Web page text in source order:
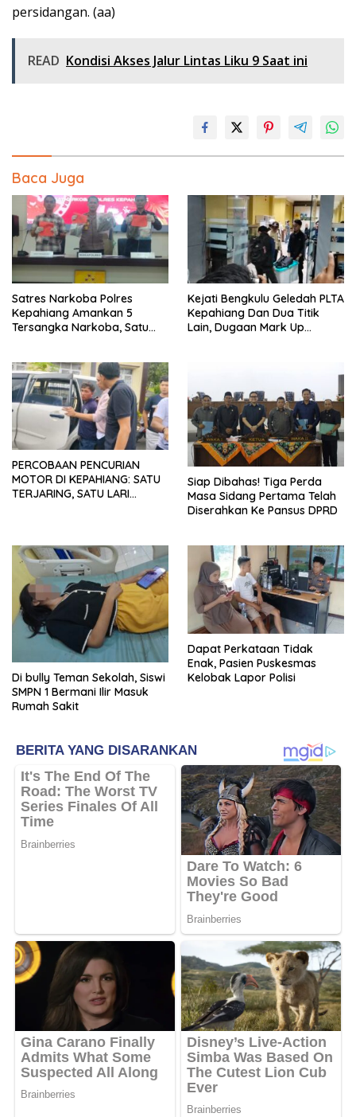
persidangan. (aa)
READ Kondisi Akses Jalur Lintas Liku 9 Saat ini
Baca Juga
Satres Narkoba Polres
Kepahiang Amankan 5
Tersangka Narkoba, Satu
Kejati Bengkulu Geledah PLTA
Kepahiang Dan Dua Titik
Lain, Dugaan Mark Up
PERCOBAAN PENCURIAN
MOTOR DI KEPAHIANG: SATU
TERJARING, SATU LARI
Siap Dibahas! Tiga Perda
Masa Sidang Pertama Telah
Diserahkan Ke Pansus DPRD
Di bully Teman Sekolah, Siswi
SMPN 1 Bermani Ilir Masuk
Rumah Sakit
Dapat Perkataan Tidak
Enak, Pasien Puskesmas
Kelobak Lapor Polisi